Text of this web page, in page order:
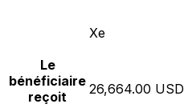
Xe
Le
bénéficiaire
reçoit
26,664.00 USD